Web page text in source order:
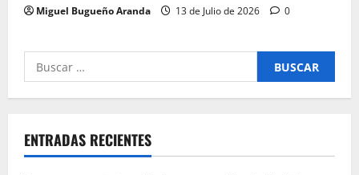
Miguel Bugueño Aranda 13 de Julio de 2026 0
Buscar
por:
ENTRADAS RECIENTES